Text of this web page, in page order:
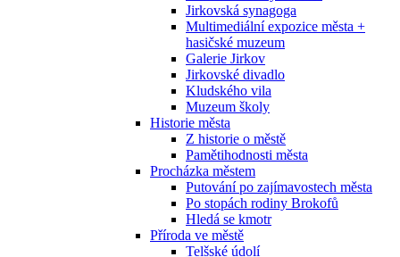
Jirkovská synagoga
Multimediální expozice města +
hasičské muzeum
Galerie Jirkov
Jirkovské divadlo
Kludského vila
Muzeum školy
Historie města
Z historie o městě
Pamětihodnosti města
Procházka městem
Putování po zajímavostech města
Po stopách rodiny Brokofů
Hledá se kmotr
Příroda ve městě
Telšské údolí